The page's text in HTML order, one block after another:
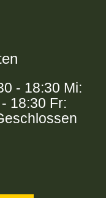
- 18:30 Mi:
18:30 Fr: